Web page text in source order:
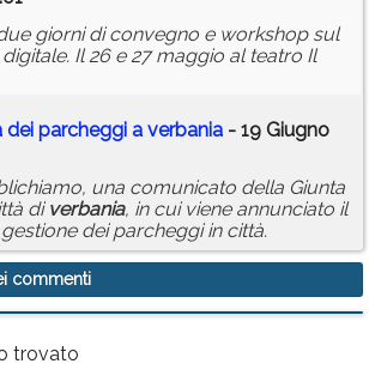
giorni di convegno e workshop sul
Il 26 e 27 maggio al teatro Il
dei parcheggi a verbania - 19 Giugno
una comunicato della Giunta
di verbania, in cui viene annunciato il
dei parcheggi in città.
commenti
trovato